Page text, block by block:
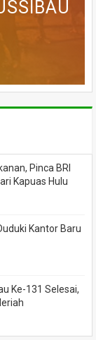
Pinca BRI
Kapuas Hulu
Kantor Baru
Ke-131 Selesai,